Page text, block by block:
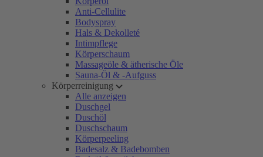
Anti-Cellulite
Bodyspray
Hals & Dekolleté
Intimpflege
Körperschaum
Massageöle & ätherische Öle
Sauna-Öl & -Aufguss
Körperreinigung
Alle anzeigen
Duschgel
Duschöl
Duschschaum
Körperpeeling
Badesalz & Badebomben